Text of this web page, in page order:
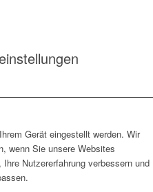
Gerät eingestellt werden. Wir
wenn Sie unsere Websites
Nutzererfahrung verbessern und